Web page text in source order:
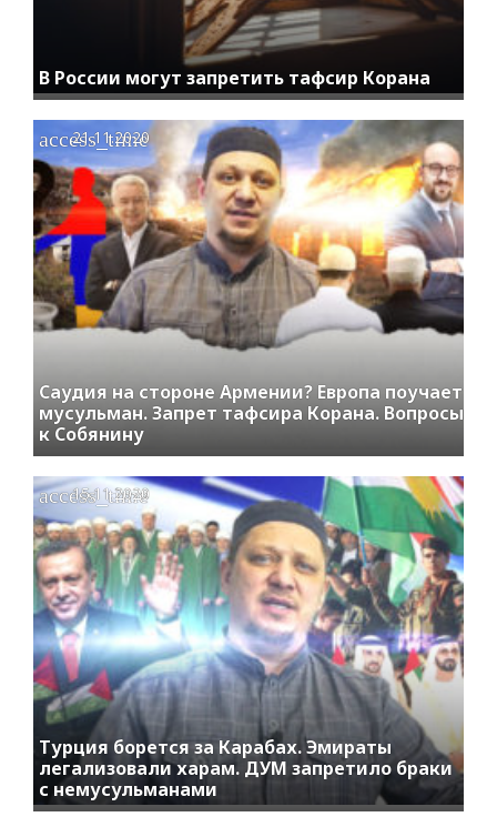
В России могут запретить тафсир Корана
Саудия на стороне Армении? Европа поучает
мусульман. Запрет тафсира Корана. Вопросы
к Собянину
access_time
21.11.2020
Турция борется за Карабах. Эмираты
легализовали харам. ДУМ запретило браки
с немусульманами
access_time
15.11.2020